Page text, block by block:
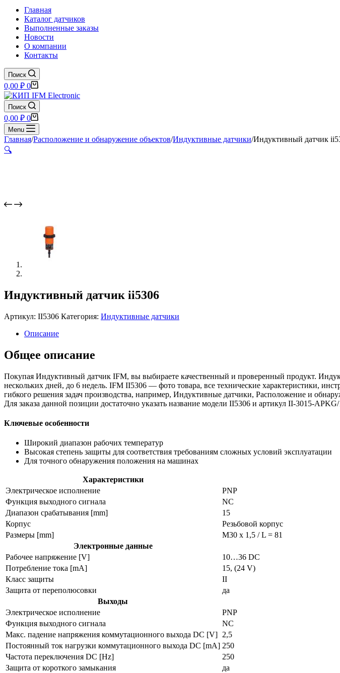
Главная
Каталог датчиков
Выполненные заказы
Новости
О компании
Контакты
Поиск
Корзина
0,00 ₽ 0
Поиск
Корзина
0,00 ₽ 0
Menu
Главная/Расположение и обнаружение объектов/Индуктивные датчики/Индуктивный датчик
🔍
Индуктивный датчик ii5306
Артикул: II5306 Категория: Индуктивные датчики
Описание
Общее описание
Покупая Индуктивный датчик IFM, вы выбираете качественный и проверенный продукт.
нескольких дней, до 6 недель. IFM II5306 — фото товара, все технические характеристики,
гибкого решения задач производства, например, Индуктивные датчики, Расположение и
Для заказа данной позиции достаточно указать название модели II5306 и артикул II-3015-
Ключевые особенности
Широкий диапазон рабочих температур
Высокая степень защиты для соответствия требованиям сложных условий эксплуатации
Для точного обнаружения положения на машинах
Характеристики
Электрическое исполнение
PNP
Функция выходного сигнала
NC
Диапазон срабатывания [mm]
15
Корпус
Резьбовой корпус
Размеры [mm]
M30 x 1,5 / L = 81
Электронные данные
Рабочее напряжение [V]
10…36 DC
Потребление тока [mA]
15, (24 V)
Класс защиты
II
Защита от переполюсовки
да
Выходы
Электрическое исполнение
PNP
Функция выходного сигнала
NC
Макс. падение напряжения коммутационного выхода DC [V] 2,5
Постоянный ток нагрузки коммутационного выхода DC [mA] 250
Частота переключения DC [Hz]
250
Защита от короткого замыкания
да